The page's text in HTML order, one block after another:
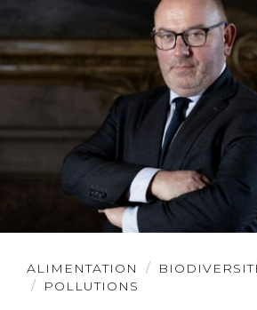
ALIMENTATION
POLLUTIONS
Lire
l'article